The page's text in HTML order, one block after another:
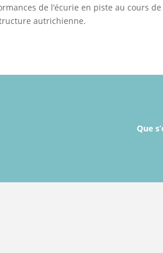
de l’écurie en piste au cours
autrichienne.
Que